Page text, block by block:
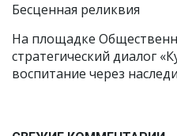
Бесценная реликвия
На площадке
стратегический диалог
воспитание через